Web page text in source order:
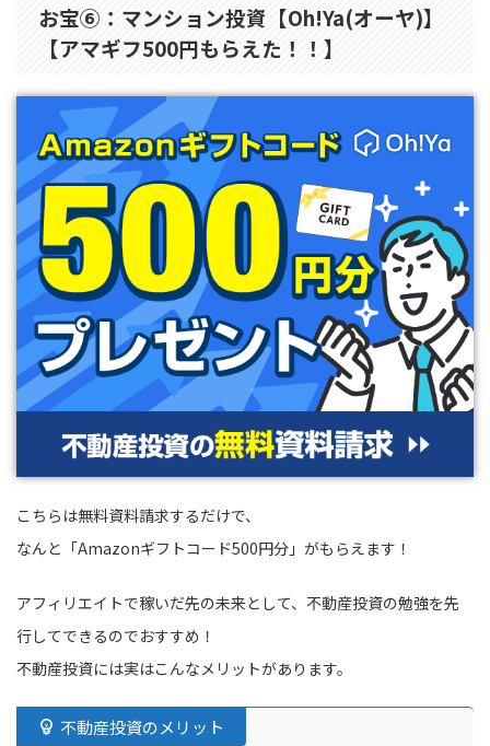
お宝⑥：マンション投資【Oh!Ya(オーヤ)】
【アマギフ500円もらえた️！！】
こちらは無料資料請求するだけで、
なんと「Amazonギフトコード500円分」がもらえます！
アフィリエイトで稼いだ先の未来として、不動産投資の勉強を先
行してできるのでおすすめ！
不動産投資には実はこんなメリットがあります。
不動産投資のメリット